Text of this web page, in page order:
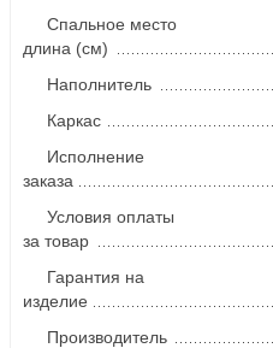
Спальное место
длина (см)
Наполнитель
Каркас
Исполнение
заказа
Условия оплаты
за товар
Гарантия на
изделие
Производитель